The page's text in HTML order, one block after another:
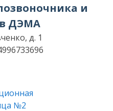
и
ДЭМА
д. 1